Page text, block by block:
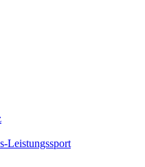
Leistungssport